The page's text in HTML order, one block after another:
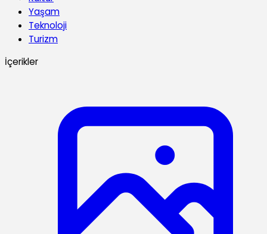
Yaşam
Teknoloji
Turizm
İçerikler